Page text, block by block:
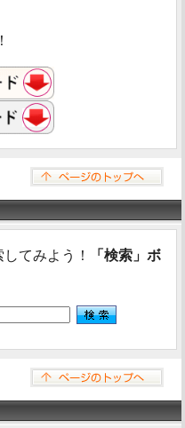
てみよう！
「検索」ボ